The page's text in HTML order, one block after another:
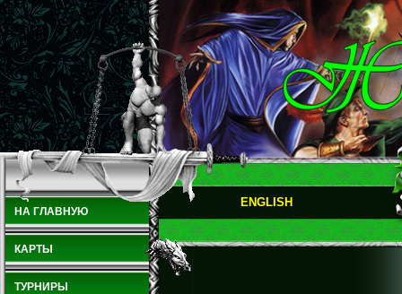
НА ГЛАВНУЮ
КАРТЫ
ТУРНИРЫ
ENGLISH